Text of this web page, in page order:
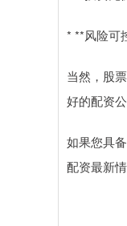
* **风险可
当然，股
好的配资
如果您具
配资最新